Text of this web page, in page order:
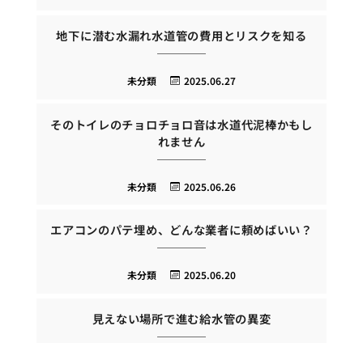
地下に潜む水漏れ水道管の費用とリスクを知る
2025.06.27
未分類
そのトイレのチョロチョロ音は水道代泥棒かもし
れません
2025.06.26
未分類
エアコンのパテ埋め、どんな業者に頼めばいい？
2025.06.20
未分類
見えない場所で進む給水管の異変